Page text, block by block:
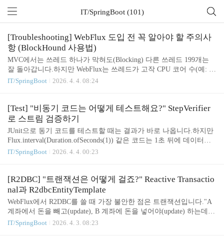
IT/SpringBoot (101)
[Troubleshooting] WebFlux 도입 전 꼭 알아야 할 주의사
항 (BlockHound 사용법)
MVC에서는 쓰레드 하나가 막혀도(Blocking) 다른 쓰레드 199개는
잘 돌아갑니다.하지만 WebFlux는 쓰레드가 고작 CPU 코어 수(예: 4
개)만큼밖에 없습니다. 하나가 막히면 서버 성능의 25%가 날아가는
되죠.이걸 막아주는 수호신, BlockHound를 소개합니다.1. BlockHoun
d: "블로킹 코드가 보이면 에러를 뱉어라!"Reactor 팀이 만든 도구로,
논블로킹 쓰레드(Reactor Thread)에서 블로킹 작업이 감지되면 즉시
예외(BlockingOperationError)를 던져서 테스트를 실패하게 만듭니
다.① 의존성 추가depende..
IT/SpringBoot 2026. 4. 4. 08:24
[Test] "비동기 코드는 어떻게 테스트해요?" StepVerifier
로 스트림 검증하기
JUnit으로 동기 코드를 테스트할 때는 결과가 바로 나옵니다.하지만
Flux.interval(Duration.ofSeconds(1)) 같은 코드는 1초 뒤에 데이터가
나옵니다.이걸 테스트하려고 Thread.sleep(1000)을 쓰는 순간, 테스트
다.1. StepVerifier가 뭔가요?리액티브 스트림의 구독자(Subscriber) 역
할을 하는 테스트용 객체입니다."첫 번째 데이터는 'A'여야 하고, 두
번째는 'B'여야 하고, 마지막엔 성공적으로 끝나야 해"라는 시나리오
를 짜고, 실제로 그렇게 흘러가는지 검증합니다.2. 기본 사용법: 데
이터 검증 ()..
IT/SpringBoot 2026. 4. 4. 00:23
[R2DBC] "트랜잭션은 어떻게 걸죠?" Reactive Transactio
nal과 R2dbcEntityTemplate
WebFlux에서 R2DBC를 쓸 때 가장 불안한 점은 트랜잭션입니다."A
계좌에서 돈을 빼고(update), B 계좌에 돈을 넣어야(update) 하는데,
중간에 에러 나면 롤백이 될까?"결론부터 말씀드리면, @Transaction
IT/SpringBoot 2026. 4. 3. 08:23